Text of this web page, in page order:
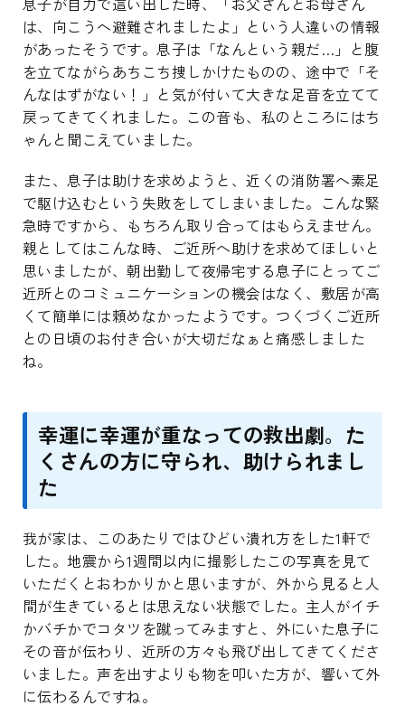
は、向こうへ避難されましたよ」という人違いの情報
があったそうです。息子は「なんという親だ…」と腹
を立てながらあちこち捜しかけたものの、途中で「そ
んなはずがない！」と気が付いて大きな足音を立てて
戻ってきてくれました。この音も、私のところにはち
ゃんと聞こえていました。
また、息子は助けを求めようと、近くの消防署へ素足
で駆け込むという失敗をしてしまいました。こんな緊
急時ですから、もちろん取り合ってはもらえません。
親としてはこんな時、ご近所へ助けを求めてほしいと
思いましたが、朝出勤して夜帰宅する息子にとってご
近所とのコミュニケーションの機会はなく、敷居が高
くて簡単には頼めなかったようです。つくづくご近所
との日頃のお付き合いが大切だなぁと痛感しました
ね。
幸運に幸運が重なっての救出劇。た
くさんの方に守られ、助けられまし
た
我が家は、このあたりではひどい潰れ方をした1軒で
した。地震から1週間以内に撮影したこの写真を見て
いただくとおわかりかと思いますが、外から見ると人
間が生きているとは思えない状態でした。主人がイチ
かバチかでコタツを蹴ってみますと、外にいた息子に
その音が伝わり、近所の方々も飛び出してきてくださ
いました。声を出すよりも物を叩いた方が、響いて外
に伝わるんですね。